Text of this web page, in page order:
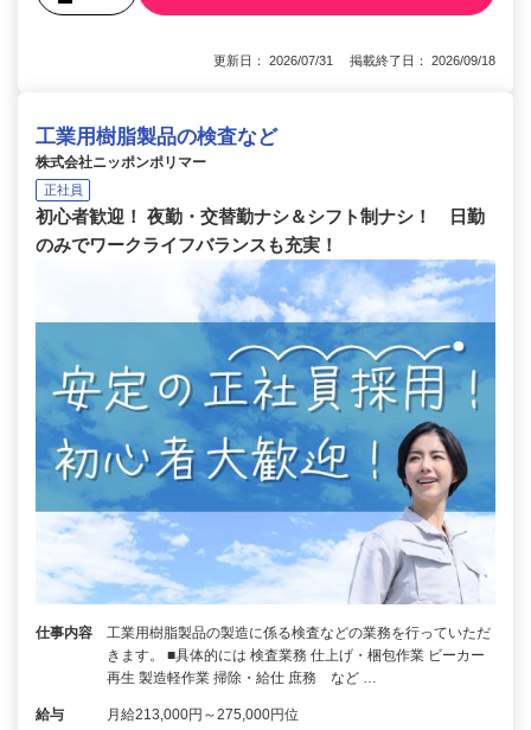
更新日： 2026/07/31 掲載終了日： 2026/09/18
工業用樹脂製品の検査など
株式会社ニッポンポリマー
正社員
初心者歓迎！ 夜勤・交替勤ナシ＆シフト制ナシ！ 日勤
のみでワークライフバランスも充実！
仕事内容
工業用樹脂製品の製造に係る検査などの業務を行っていただ
きます。 ■具体的には 検査業務 仕上げ・梱包作業 ビーカー
再生 製造軽作業 掃除・給仕 庶務 など …
給与 月給213,000円～275,000円位